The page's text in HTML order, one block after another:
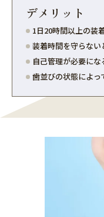
デメリット
1日20時間以上の装
装着時間を守らない
自己管理が必要にな
歯並びの状態によ